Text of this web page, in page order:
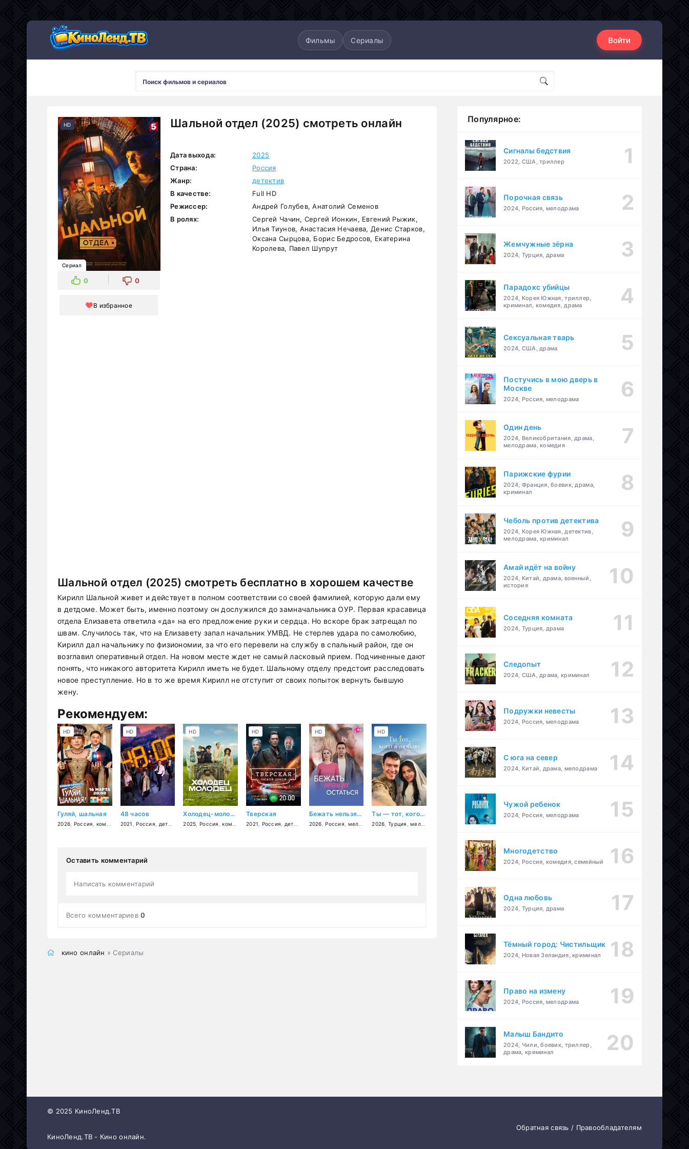
Фильмы Сериалы Войти
Шальной отдел (2025) смотреть онлайн
HD
Сериал
0 0
В избранное
Дата выхода:
2025
Страна:
Россия
Жанр:
детектив
В качестве:
Full HD
Режиссер:
Андрей Голубев, Анатолий Семенов
В ролях:
Сергей Чачин, Сергей Ионкин, Евгений Рыжик,
Илья Тиунов, Анастасия Нечаева, Денис Старков,
Оксана Сырцова, Борис Бедросов, Екатерина
Королева, Павел Шупрут
Шальной отдел (2025) смотреть бесплатно в хорошем качестве
Кирилл Шальной живет и действует в полном соответствии со своей фамилией, которую дали ему
в детдоме. Может быть, именно поэтому он дослужился до замначальника ОУР. Первая красавица
отдела Елизавета ответила «да» на его предложение руки и сердца. Но вскоре брак затрещал по
швам. Случилось так, что на Елизавету запал начальник УМВД. Не стерпев удара по самолюбию,
Кирилл дал начальнику по физиономии, за что его перевели на службу в спальный район, где он
возглавил оперативный отдел. На новом месте ждет не самый ласковый прием. Подчиненные дают
понять, что никакого авторитета Кирилл иметь не будет. Шальному отделу предстоит расследовать
новое преступление. Но в то же время Кирилл не отступит от своих попыток вернуть бывшую
жену.
Рекомендуем:
Гуляй, шальная
2026 Россия комедия
HD
48 часов
2021 ,Россия детектив ,комедия
HD
Холодец-молодец
2025 Россия ,комедия ,драма
HD
Тверская
2021 Россия детектив ,драма,криминал
HD
Бежать нельзя остаться
2026 ,Россия мелодрама
HD
Ты — тот, кого я люблю
2026 Турция ,мелодрама
HD
Оставить комментарий
Написать комментарий
Всего комментариев0
кино онлайн » Сериалы
Популярное:
Сигналы бедствия
2022, США, триллер
Порочная связь
2024, Россия, мелодрама
Жемчужные зёрна
2024, Турция, драма
Парадокс убийцы
2024, Корея Южная, триллер,
криминал, комедия, драма
Сексуальная тварь
2024, США, драма
Постучись в мою дверь в
Москве
2024, Россия, мелодрама
Один день
2024, Великобритания, драма,
мелодрама, комедия
Парижские фурии
2024, Франция, боевик, драма,
криминал
Чеболь против детектива
2024, Корея Южная, детектив,
мелодрама, криминал
Амай идёт на войну
2024, Китай, драма, военный,
история
Соседняя комната
2024, Турция, драма
Следопыт
2024, США, драма, криминал
Подружки невесты
2024, Россия, мелодрама
С юга на север
2024, Китай, драма, мелодрама
Чужой ребенок
2024, Россия, мелодрама
Многодетство
2024, Россия, комедия, семейный
Одна любовь
2024, Турция, драма
Тёмный город: Чистильщик
2024, Новая Зеландия, криминал
Право на измену
2024, Россия, мелодрама
Малыш Бандито
2024, Чили, боевик, триллер,
драма, криминал
© 2025 КиноЛенд.ТВ
КиноЛенд.ТВ - Кино онлайн.
Обратная связь / Правообладателям